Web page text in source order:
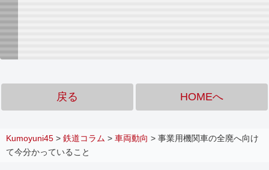
戻る HOMEへ
Kumoyuni45 > 鉄道コラム > 車両動向 > 事業用機関車の全廃へ向け
て今分かっていること